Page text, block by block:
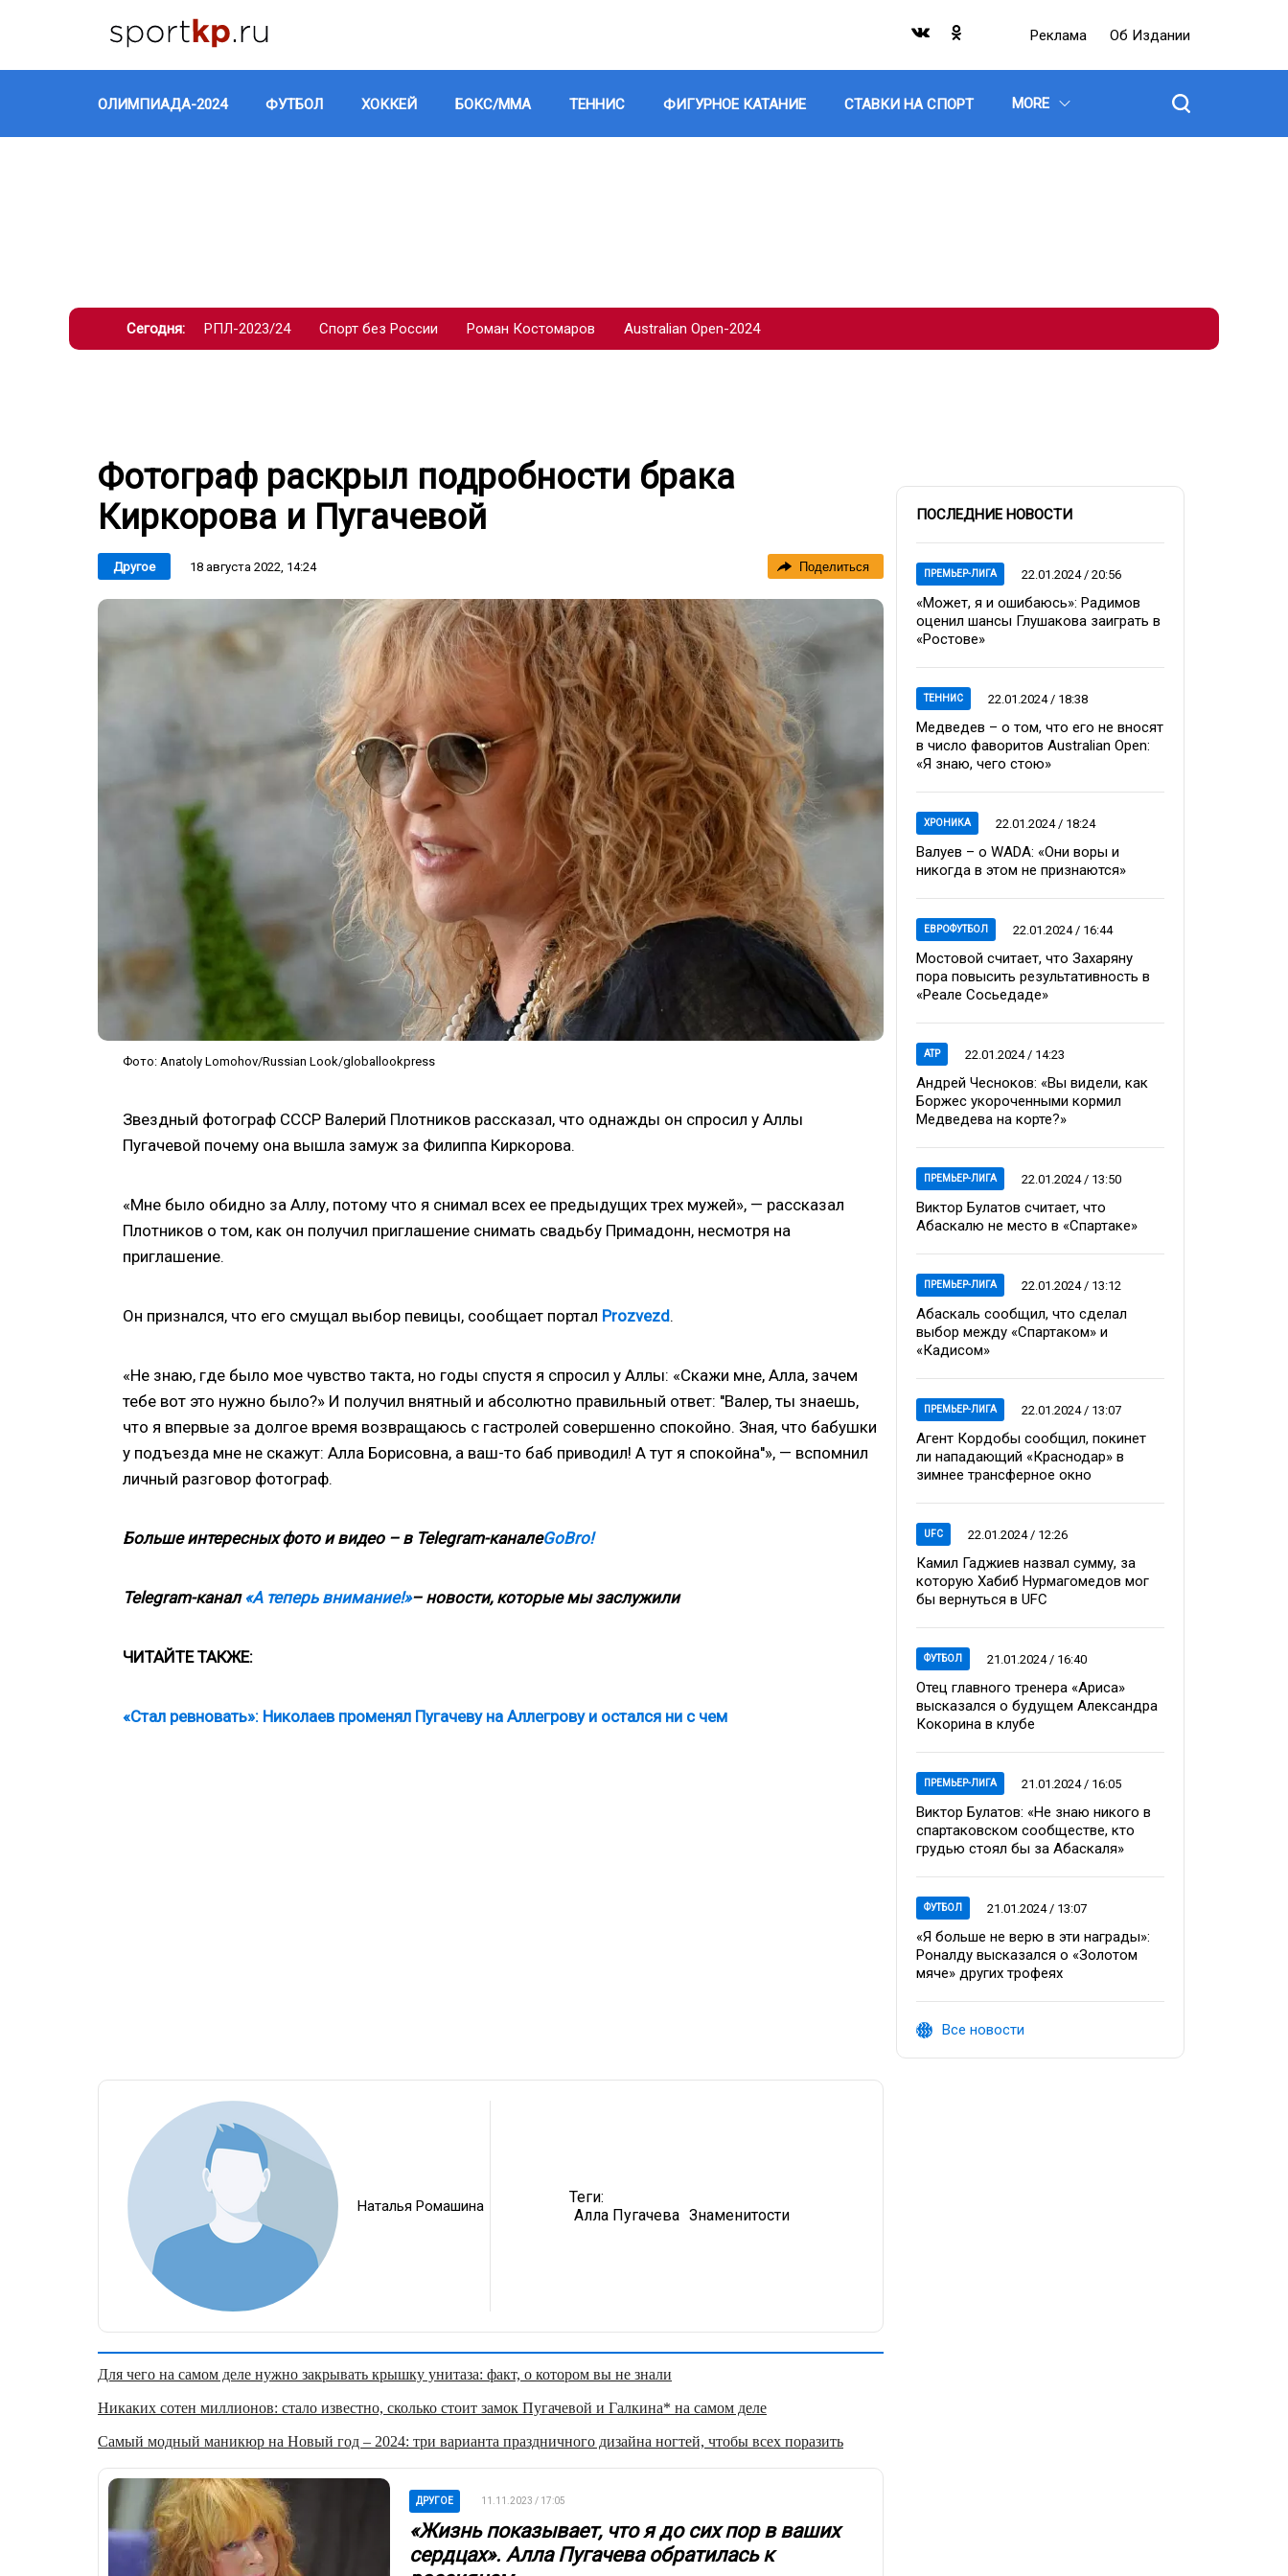
Реклама Об Издании
ОЛИМПИАДА-2024 ФУТБОЛ ХОККЕЙ БОКС/ММА ТЕННИС ФИГУРНОЕ КАТАНИЕ СТАВКИ НА СПОРТ MORE
Сегодня: РПЛ-2023/24 Спорт без России Роман Костомаров Australian Open-2024
Фотограф раскрыл подробности брака
Киркорова и Пугачевой
Другое 18 августа 2022, 14:24 Поделиться
Фото: Anatoly Lomohov/Russian Look/globallookpress
Звездный фотограф СССР Валерий Плотников рассказал, что однажды он спросил у Аллы
Пугачевой почему она вышла замуж за Филиппа Киркорова.
«Мне было обидно за Аллу, потому что я снимал всех ее предыдущих трех мужей», — рассказал
Плотников о том, как он получил приглашение снимать свадьбу Примадонн, несмотря на
приглашение.
Он признался, что его смущал выбор певицы, сообщает портал Prozvezd.
«Не знаю, где было мое чувство такта, но годы спустя я спросил у Аллы: «Скажи мне, Алла, зачем
тебе вот это нужно было?» И получил внятный и абсолютно правильный ответ: ''Валер, ты знаешь,
что я впервые за долгое время возвращаюсь с гастролей совершенно спокойно. Зная, что бабушки
у подъезда мне не скажут: Алла Борисовна, а ваш-то баб приводил! А тут я спокойна''», — вспомнил
личный разговор фотограф.
Больше интересных фото и видео – в Telegram-каналеGoBro!
Telegram-канал «А теперь внимание!»– новости, которые мы заслужили
ЧИТАЙТЕ ТАКЖЕ:
«Стал ревновать»: Николаев променял Пугачеву на Аллегрову и остался ни с чем
Наталья Ромашина
Теги:
Алла Пугачева Знаменитости
Для чего на самом деле нужно закрывать крышку унитаза: факт, о котором вы не знали
Никаких сотен миллионов: стало известно, сколько стоит замок Пугачевой и Галкина* на самом деле
Самый модный маникюр на Новый год – 2024: три варианта праздничного дизайна ногтей, чтобы всех поразить
ДРУГОЕ 11.11.2023 / 17:05
«Жизнь показывает, что я до сих пор в ваших
сердцах». Алла Пугачева обратилась к
ПОСЛЕДНИЕ НОВОСТИ
ПРЕМЬЕР-ЛИГА 22.01.2024 / 20:56
«Может, я и ошибаюсь»: Радимов
оценил шансы Глушакова заиграть в
«Ростове»
ТЕННИС 22.01.2024 / 18:38
Медведев – о том, что его не вносят
в число фаворитов Australian Open:
«Я знаю, чего стою»
ХРОНИКА 22.01.2024 / 18:24
Валуев – о WADA: «Они воры и
никогда в этом не признаются»
ЕВРОФУТБОЛ 22.01.2024 / 16:44
Мостовой считает, что Захаряну
пора повысить результативность в
«Реале Сосьедаде»
ATP 22.01.2024 / 14:23
Андрей Чесноков: «Вы видели, как
Боржес укороченными кормил
Медведева на корте?»
ПРЕМЬЕР-ЛИГА 22.01.2024 / 13:50
Виктор Булатов считает, что
Абаскалю не место в «Спартаке»
ПРЕМЬЕР-ЛИГА 22.01.2024 / 13:12
Абаскаль сообщил, что сделал
выбор между «Спартаком» и
«Кадисом»
ПРЕМЬЕР-ЛИГА 22.01.2024 / 13:07
Агент Кордобы сообщил, покинет
ли нападающий «Краснодар» в
зимнее трансферное окно
UFC 22.01.2024 / 12:26
Камил Гаджиев назвал сумму, за
которую Хабиб Нурмагомедов мог
бы вернуться в UFC
ФУТБОЛ 21.01.2024 / 16:40
Отец главного тренера «Ариса»
высказался о будущем Александра
Кокорина в клубе
ПРЕМЬЕР-ЛИГА 21.01.2024 / 16:05
Виктор Булатов: «Не знаю никого в
спартаковском сообществе, кто
грудью стоял бы за Абаскаля»
ФУТБОЛ 21.01.2024 / 13:07
«Я больше не верю в эти награды»:
Роналду высказался о «Золотом
мяче» других трофеях
Все новости